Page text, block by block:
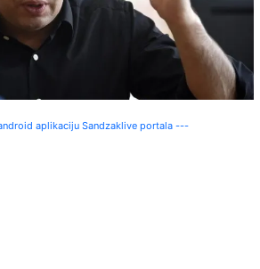
aplikaciju Sandzaklive portala ---